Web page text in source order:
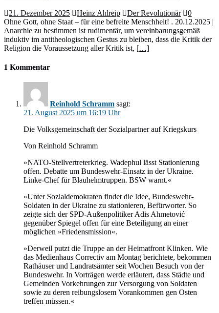
21. Dezember 2025 Heinz Ahlreip Der Revolutionär
0
Ohne Gott, ohne Staat – für eine befreite Menschheit! . 20.12.2025 |
Anarchie zu bestimmen ist rudimentär, um vereinbarungsgemäß
induktiv im antitheologischen Gestus zu bleiben, dass die Kritik der
Religion die Voraussetzung aller Kritik ist, […]
1 Kommentar
Reinhold Schramm sagt:
21. August 2025 um 16:19 Uhr
Die Volksgemeinschaft der Sozialpartner auf Kriegskurs
Von Reinhold Schramm
»NATO-Stellvertreterkrieg. Wadephul lässt Stationierung
offen. Debatte um Bundeswehr-Einsatz in der Ukraine.
Linke-Chef für Blauhelmtruppen. BSW warnt.«
»Unter Sozialdemokraten findet die Idee, Bundeswehr-
Soldaten in der Ukraine zu stationieren, Befürworter. So
zeigte sich der SPD-Außenpolitiker Adis Ahmetović
gegenüber Spiegel offen für eine Beteiligung an einer
möglichen »Friedensmission«.
»Derweil putzt die Truppe an der Heimatfront Klinken. Wie
das Medienhaus Correctiv am Montag berichtete, bekommen
Rathäuser und Landratsämter seit Wochen Besuch von der
Bundeswehr. In Vorträgen werde erläutert, dass Städte und
Gemeinden Vorkehrungen zur Versorgung von Soldaten
sowie zu deren reibungslosem Vorankommen gen Osten
treffen müssen.«